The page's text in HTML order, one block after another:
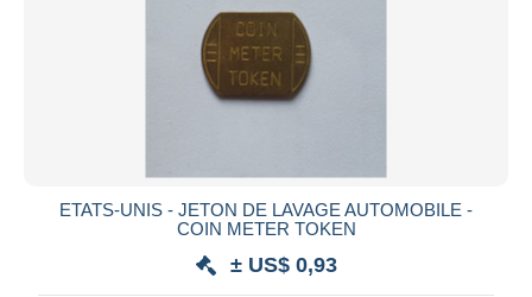
ETATS-UNIS - JETON DE LAVAGE AUTOMOBILE -
COIN METER TOKEN
± US$ 0,93